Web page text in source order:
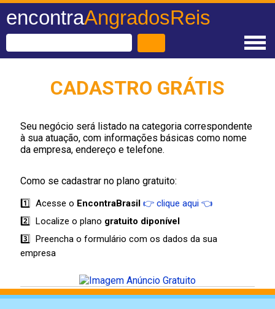
encontraAngradosReis
CADASTRO GRÁTIS
Seu negócio será listado na categoria correspondente
à sua atuação, com informações básicas como nome
da empresa, endereço e telefone.
Como se cadastrar no plano gratuito:
1️⃣ Acesse o EncontraBrasil 👉 clique aqui 👈
2️⃣ Localize o plano gratuito diponível
3️⃣ Preencha o formulário com os dados da sua
empresa